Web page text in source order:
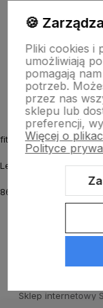
Informacje
O nas
fitmyhorse.pl Sklep
Letnia 12
86-031 Osielsko k.
Sklep internetowy
🍪
Pliki cookies i
umożliwiają
pomagają
potrzeb.
przez nas
sklepu lub
preferencji,
Więcej o
Polityce